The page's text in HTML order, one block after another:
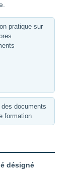
pratique sur
des documents
formation
désigné